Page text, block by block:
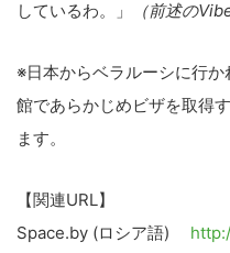
しているわ。」
（前述の
※日本からベラルーシに行
館であらかじめビザを取得
ます。
【関連URL】
Space.by (ロシア語)